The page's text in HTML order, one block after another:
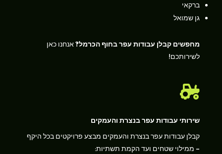
ברקאי
גן שמואל
מחפשים קבלן עבודות עפר בחוף הכרמל?אנחנו כאן
לשירותכם!

שירותי עבודות עפר בנצרת והעמקים
קבלן עבודות עפר בנצרת והעמקים מבצע פרויקטים בכל היקף
– ממילוי שטחים ועד הקמת תשתיות: